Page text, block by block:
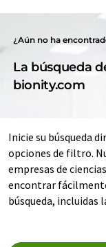
¿Aún no ha
La búsqueda
bionity.com
Inicie su búsqueda
opciones de filtro.
empresas de
encontrar
búsqueda, incluidas